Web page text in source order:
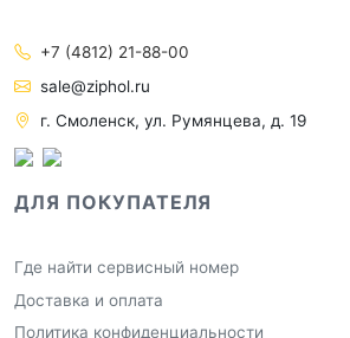
+7 (4812) 21-88-00
sale@ziphol.ru
г. Смоленск, ул. Румянцева, д. 19
ДЛЯ ПОКУПАТЕЛЯ
Где найти сервисный номер
Доставка и оплата
Политика конфиденциальности